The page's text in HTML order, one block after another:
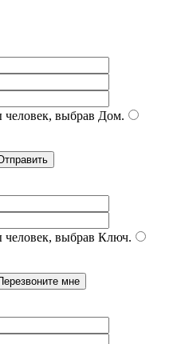
выбрав Дом.
выбрав Ключ.